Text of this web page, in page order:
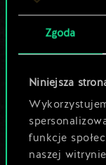
Zgoda
Niniejsza
funkcje
naszejNazwij